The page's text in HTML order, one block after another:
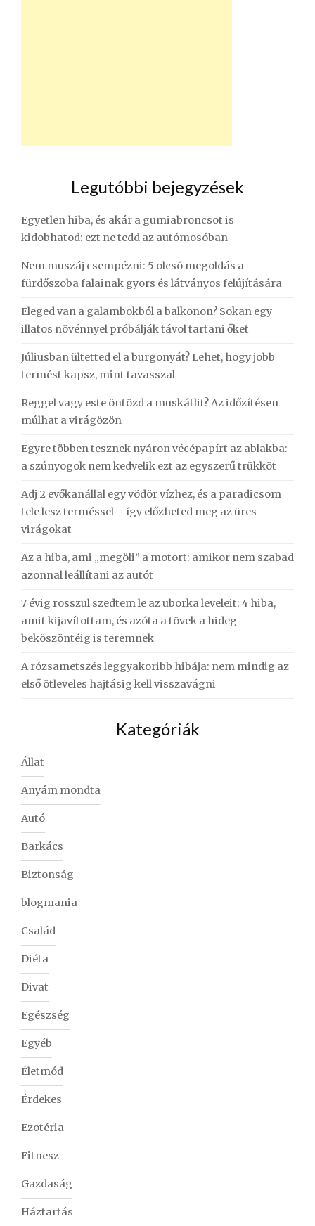
Legutóbbi bejegyzések
Egyetlen hiba, és akár a gumiabroncsot is
kidobhatod: ezt ne tedd az autómosóban
Nem muszáj csempézni: 5 olcsó megoldás a
fürdőszoba falainak gyors és látványos felújítására
Eleged van a galambokból a balkonon? Sokan egy
illatos növénnyel próbálják távol tartani őket
Júliusban ültetted el a burgonyát? Lehet, hogy jobb
termést kapsz, mint tavasszal
Reggel vagy este öntözd a muskátlit? Az időzítésen
múlhat a virágözön
Egyre többen tesznek nyáron vécépapírt az ablakba:
a szúnyogok nem kedvelik ezt az egyszerű trükköt
Adj 2 evőkanállal egy vödör vízhez, és a paradicsom
tele lesz terméssel – így előzheted meg az üres
virágokat
Az a hiba, ami „megöli” a motort: amikor nem szabad
azonnal leállítani az autót
7 évig rosszul szedtem le az uborka leveleit: 4 hiba,
amit kijavítottam, és azóta a tövek a hideg
beköszöntéig is teremnek
A rózsametszés leggyakoribb hibája: nem mindig az
első ötleveles hajtásig kell visszavágni
Kategóriák
Állat
Anyám mondta
Autó
Barkács
Biztonság
blogmania
Család
Diéta
Divat
Egészség
Egyéb
Életmód
Érdekes
Ezotéria
Fitnesz
Gazdaság
Háztartás